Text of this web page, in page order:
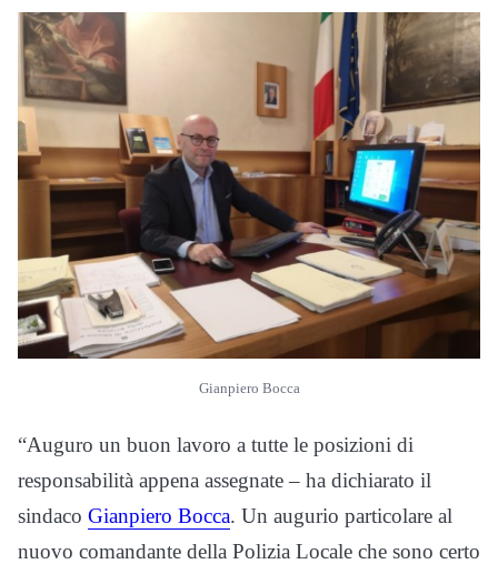
Gianpiero Bocca
“Auguro un buon lavoro a tutte le posizioni di
responsabilità appena assegnate – ha dichiarato il
sindaco Gianpiero Bocca. Un augurio particolare al
nuovo comandante della Polizia Locale che sono certo